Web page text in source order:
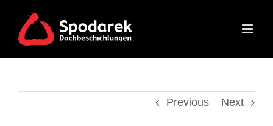
content
Previous Next